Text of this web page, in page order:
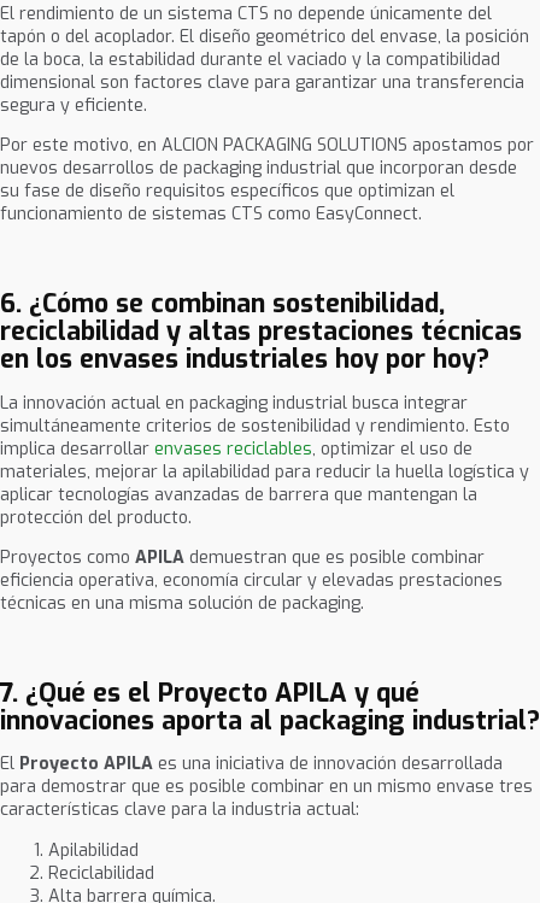
El rendimiento de un sistema CTS no depende únicamente del
tapón o del acoplador. El diseño geométrico del envase, la posición
de la boca, la estabilidad durante el vaciado y la compatibilidad
dimensional son factores clave para garantizar una transferencia
segura y eficiente.
Por este motivo, en ALCION PACKAGING SOLUTIONS apostamos por
nuevos desarrollos de packaging industrial que incorporan desde
su fase de diseño requisitos específicos que optimizan el
funcionamiento de sistemas CTS como EasyConnect.
6. ¿Cómo se combinan sostenibilidad,
reciclabilidad y altas prestaciones técnicas
en los envases industriales hoy por hoy?
La innovación actual en packaging industrial busca integrar
simultáneamente criterios de sostenibilidad y rendimiento. Esto
implica desarrollar envases reciclables, optimizar el uso de
materiales, mejorar la apilabilidad para reducir la huella logística y
aplicar tecnologías avanzadas de barrera que mantengan la
protección del producto.
Proyectos como APILA demuestran que es posible combinar
eficiencia operativa, economía circular y elevadas prestaciones
técnicas en una misma solución de packaging.
7. ¿Qué es el Proyecto APILA y qué
innovaciones aporta al packaging industrial?
El Proyecto APILA es una iniciativa de innovación desarrollada
para demostrar que es posible combinar en un mismo envase tres
características clave para la industria actual:
Apilabilidad
Reciclabilidad
Alta barrera química.